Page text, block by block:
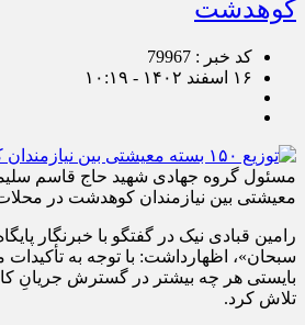
کوهدشت
کد خبر : 79967
۱۶ اسفند ۱۴۰۲ - ۱۰:۱۹
معیشتی بین نیازمندان کوهدشت در
رامین قبادی نیک در گفتگو با خبرنگار
سبحان»، اظهارداشت: با توجه به
بایستی هر چه بیشتر در گسترش جریانِ
تلاش کرد.